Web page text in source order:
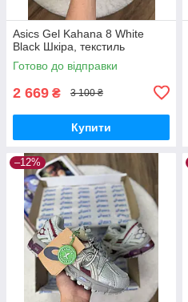
Asics Gel Kahana 8 White
Black Шкіра, текстиль
Готово до відправки
2 669 ₴ 3 100 ₴
Купити
–12%